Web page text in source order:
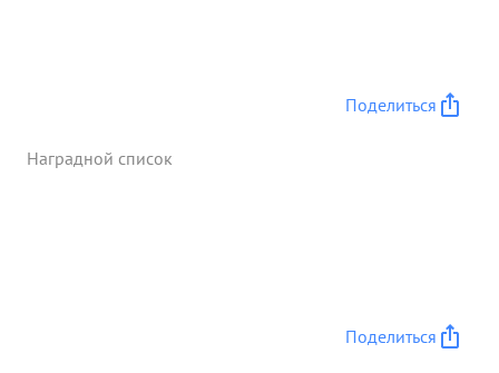
Поделиться
Наградной список
Поделиться